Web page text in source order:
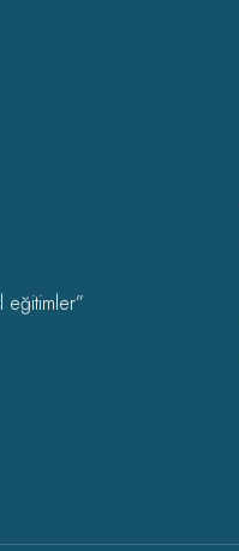
eğitimler”